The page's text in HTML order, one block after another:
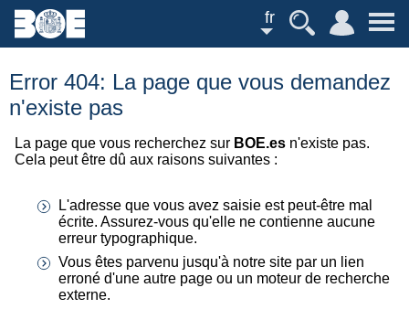
fr
Error 404: La page que vous demandez
n'existe pas
La page que vous recherchez sur BOE.es n'existe pas.
Cela peut être dû aux raisons suivantes :
L'adresse que vous avez saisie est peut-être mal
écrite. Assurez-vous qu'elle ne contienne aucune
erreur typographique.
Vous êtes parvenu jusqu'à notre site par un lien
erroné d'une autre page ou un moteur de recherche
externe.